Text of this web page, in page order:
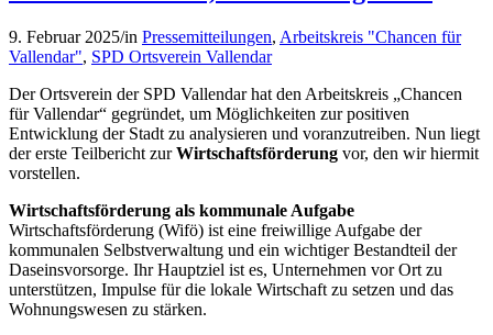
9. Februar 2025/in Pressemitteilungen, Arbeitskreis "Chancen für
Vallendar", SPD Ortsverein Vallendar
Der Ortsverein der SPD Vallendar hat den Arbeitskreis „Chancen
für Vallendar“ gegründet, um Möglichkeiten zur positiven
Entwicklung der Stadt zu analysieren und voranzutreiben. Nun liegt
der erste Teilbericht zurWirtschaftsförderung vor, den wir hiermit
vorstellen.
Wirtschaftsförderung als kommunale Aufgabe
Wirtschaftsförderung (Wifö) ist eine freiwillige Aufgabe der
kommunalen Selbstverwaltung und ein wichtiger Bestandteil der
Daseinsvorsorge. Ihr Hauptziel ist es, Unternehmen vor Ort zu
unterstützen, Impulse für die lokale Wirtschaft zu setzen und das
Wohnungswesen zu stärken.